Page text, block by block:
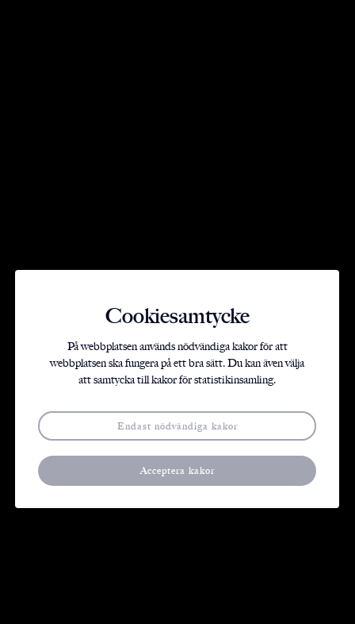
Våra projekt
Cookiesamtycke
På webbplatsen används nödvändiga kakor för att
webbplatsen ska fungera på ett bra sätt. Du kan även välja
att samtycka till kakor för statistikinsamling.
Endast nödvändiga kakor
Acceptera kakor